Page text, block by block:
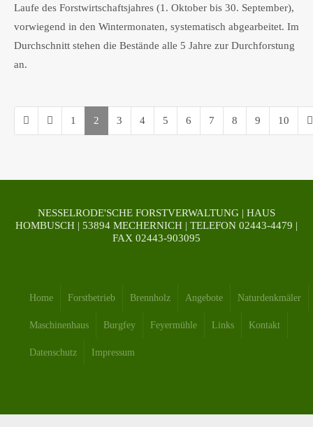
Laufe des Forstwirtschaftsjahres (1. Oktober bis 30. September),
vorwiegend in den Wintermonaten, systematisch abgearbeitet. Im
Durchschnitt stehen die Bestände alle 5 Jahre zur Durchforstung
an.
Seite 2 von 22
1 2 3 4 5 6 7 8 9 10
NESSELRODE'SCHE FORSTVERWALTUNG | HAUS
HOMBUSCH | 53894 MECHERNICH | TELEFON 02443-4479 |
FAX 02443-903095
Home Forstbetrieb Brennholz Angebote Naturdenkmäler
Maschinenhaus Burgfey Feyermühle Links Kontakt
Datenschutz Impressum